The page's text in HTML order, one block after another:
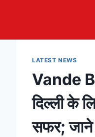
LATEST NEWS
Vande
दिल्ली के
सफर; जाने